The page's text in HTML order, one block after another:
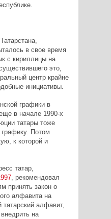
в свое время
с кириллицы на
это,
центр крайне
инициативы.
графики в
в начале 1990-х
татары тоже
Потом
к которой и
татар,
, рекомендовал
принять закон о
алфавита на
алфавит,
на